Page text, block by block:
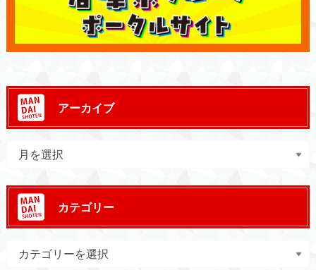
アーカイブ
カテゴリー